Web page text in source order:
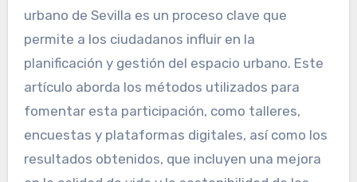
urbano de Sevilla es un proceso clave que
permite a los ciudadanos influir en la
planificación y gestión del espacio urbano. Este
artículo aborda los métodos utilizados para
fomentar esta participación, como talleres,
encuestas y plataformas digitales, así como los
resultados obtenidos, que incluyen una mejora